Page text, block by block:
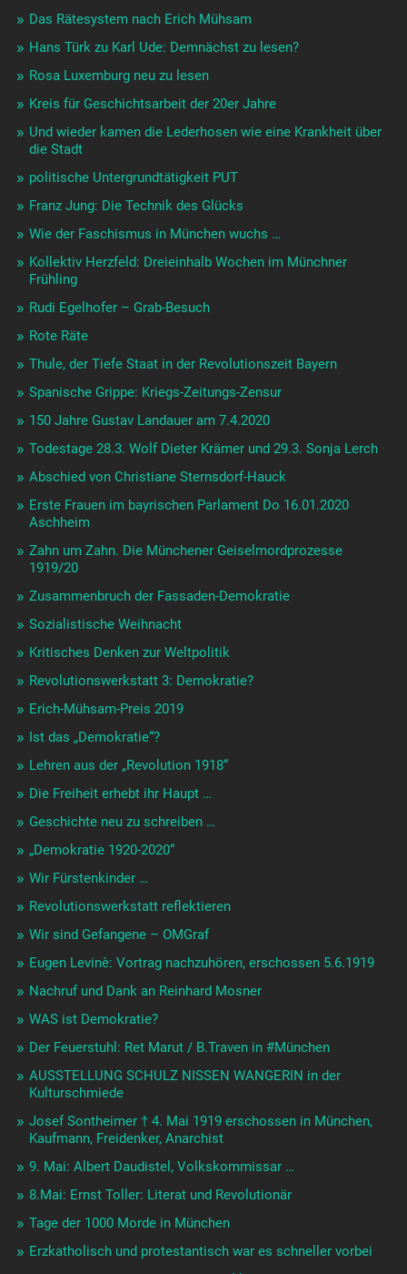
Das Rätesystem nach Erich Mühsam
Hans Türk zu Karl Ude: Demnächst zu lesen?
Rosa Luxemburg neu zu lesen
Kreis für Geschichtsarbeit der 20er Jahre
Und wieder kamen die Lederhosen wie eine Krankheit über
die Stadt
politische Untergrundtätigkeit PUT
Franz Jung: Die Technik des Glücks
Wie der Faschismus in München wuchs …
Kollektiv Herzfeld: Dreieinhalb Wochen im Münchner
Frühling
Rudi Egelhofer – Grab-Besuch
Rote Räte
Thule, der Tiefe Staat in der Revolutionszeit Bayern
Spanische Grippe: Kriegs-Zeitungs-Zensur
150 Jahre Gustav Landauer am 7.4.2020
Todestage 28.3. Wolf Dieter Krämer und 29.3. Sonja Lerch
Abschied von Christiane Sternsdorf-Hauck
Erste Frauen im bayrischen Parlament Do 16.01.2020
Aschheim
Zahn um Zahn. Die Münchener Geiselmordprozesse
1919/20
Zusammenbruch der Fassaden-Demokratie
Sozialistische Weihnacht
Kritisches Denken zur Weltpolitik
Revolutionswerkstatt 3: Demokratie?
Erich-Mühsam-Preis 2019
Ist das „Demokratie“?
Lehren aus der „Revolution 1918“
Die Freiheit erhebt ihr Haupt …
Geschichte neu zu schreiben …
„Demokratie 1920-2020“
Wir Fürstenkinder …
Revolutionswerkstatt reflektieren
Wir sind Gefangene – OMGraf
Eugen Levinè: Vortrag nachzuhören, erschossen 5.6.1919
Nachruf und Dank an Reinhard Mosner
WAS ist Demokratie?
Der Feuerstuhl: Ret Marut / B.Traven in #München
AUSSTELLUNG SCHULZ NISSEN WANGERIN in der
Kulturschmiede
Josef Sontheimer † 4. Mai 1919 erschossen in München,
Kaufmann, Freidenker, Anarchist
9. Mai: Albert Daudistel, Volkskommissar …
8.Mai: Ernst Toller: Literat und Revolutionär
Tage der 1000 Morde in München
Erzkatholisch und protestantisch war es schneller vorbei